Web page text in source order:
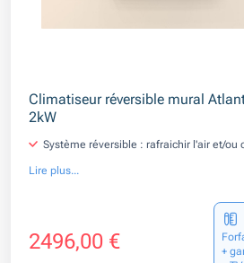
Climatiseur réversible mural
2kW
Système réversible : rafraichir l'air et/ou
Lire plus...
2496,00 €
+